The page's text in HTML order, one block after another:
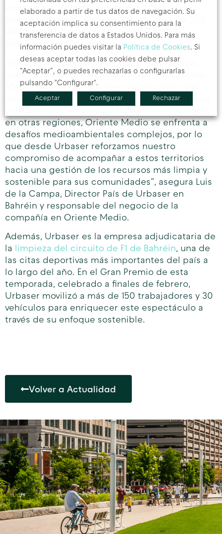
empleados, de entre los cuales 200 son de
origen bahreiní, y con una flota de más de 300
vehículos, Urbaser recoge unas 400.000
toneladas anuales de residuos.
“Estamos muy ilusionados por poder reforzar
nuestra presencia en un país clave de Oriente
Medio, una de las regiones más pujantes del
mundo en términos económicos, demográficos
en otras regiones, Oriente Medio se enfrenta a
desafíos medioambientales complejos, por lo
que desde Urbaser reforzamos nuestro
compromiso de acompañar a estos territorios
hacia una gestión de los recursos más limpia y
sostenible para sus comunidades”, asegura Luis
de la Campa, Director País de Urbaser en
Bahréin y responsable del negocio de la
compañía en Oriente Medio.
Además, Urbaser es la empresa adjudicataria de
la
limpieza del circuito de F1 de Bahréin, una de
las citas deportivas más importantes del país a
lo largo del año. En el Gran Premio de esta
temporada, celebrado a finales de febrero,
Urbaser movilizó a más de 150 trabajadores y 30
vehículos para enriquecer este espectáculo a
través de su enfoque sostenible.
Volver a Actualidad
elaborado a partir de tus datos de navegación. Su
aceptación implica su consentimiento para la
transferencia de datos a Estados Unidos. Para más
información puedes visitar la Política de Cookies. Si
deseas aceptar todas las cookies debe pulsar
“Aceptar”, o puedes rechazarlas o configurarlas
pulsando "Configurar".
Aceptar Configurar Rechazar